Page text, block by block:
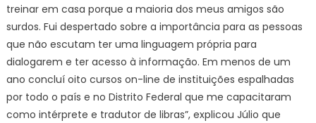
treinar em casa porque a maioria dos meus amigos são
surdos. Fui despertado sobre a importância para as pessoas
que não escutam ter uma linguagem própria para
dialogarem e ter acesso à informação. Em menos de um
ano concluí oito cursos on-line de instituições espalhadas
por todo o país e no Distrito Federal que me capacitaram
como intérprete e tradutor de libras”, explicou Júlio que